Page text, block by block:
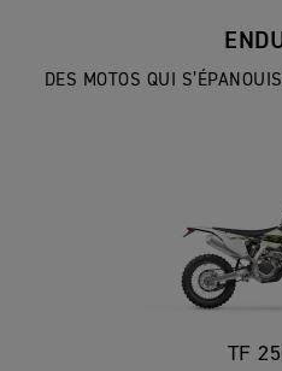
DES MOTOS QUI
TF